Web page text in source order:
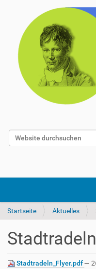
Website durchsuchen
Startseite Aktuelles
Stadtradeln_Flyer.pdf—